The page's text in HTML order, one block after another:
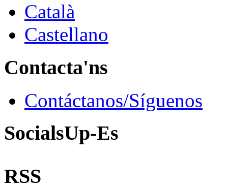
Català
Castellano
Contacta'ns
Contáctanos/Síguenos
SocialsUp-Es
RSS